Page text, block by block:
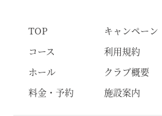
TOP
コース
ホール
料金・予約
キャンペーン
利用規約
クラブ概要
施設案内